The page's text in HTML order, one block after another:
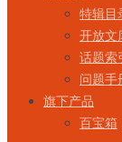
特辑目
开放文
话题索
问题手
旗下产品
百宝箱